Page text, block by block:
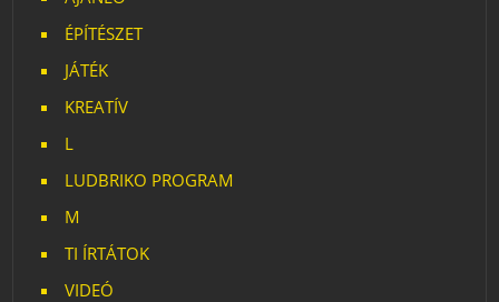
ÉPÍTÉSZET
JÁTÉK
KREATÍV
L
LUDBRIKO PROGRAM
M
TI ÍRTÁTOK
VIDEÓ